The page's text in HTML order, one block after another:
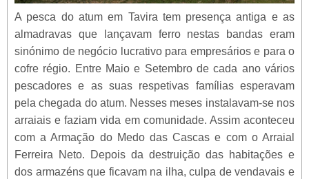
A pesca do atum em Tavira tem presença antiga e as
almadravas que lançavam ferro nestas bandas eram
sinónimo de negócio lucrativo para empresários e para o
cofre régio. Entre Maio e Setembro de cada ano vários
pescadores e as suas respetivas famílias esperavam
pela chegada do atum. Nesses meses instalavam-se nos
arraiais e faziam vida em comunidade. Assim aconteceu
com a Armação do Medo das Cascas e com o Arraial
Ferreira Neto. Depois da destruição das habitações e
dos armazéns que ficavam na ilha, culpa de vendavais e